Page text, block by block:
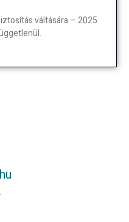
váltására – 2025